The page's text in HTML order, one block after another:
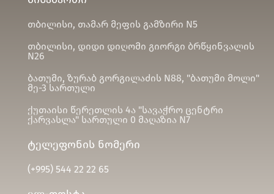
თბილისი, თამარ მეფის გამზირი N5
თბილისი, დიდი დიღომი გიორგი ბრწყინვალის
N26
ბათუმი, ზურაბ გორგილაძის N88, "ბათუმი მოლი"
მე-3 სართული
ქუთაისი წერეთლის 4ა "სავაჭრო ცენტრი
ქარვასლა" სართული 0 მაღაზია N7
ტელეფონის ნომერი
(+995)544 22 22 65